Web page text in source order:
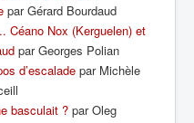
par Gérard Bourdaud
Céano Nox (Kerguelen) et
par Georges Polian
d’escalade par Michèle
basculait ? par Oleg